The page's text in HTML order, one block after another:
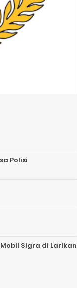
Polisi
Sigra di Larikan